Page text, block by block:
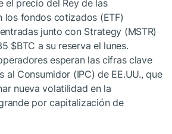
el precio del Rey de las
los fondos cotizados (ETF)
junto con Strategy (MSTR)
$BTC a su reserva el lunes.
esperan las cifras clave
al Consumidor (IPC) de EE.UU., que
nueva volatilidad en la
por capitalización de